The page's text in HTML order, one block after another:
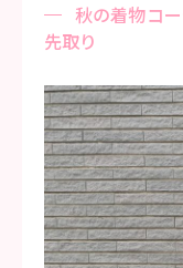
秋の着物コ
先取り